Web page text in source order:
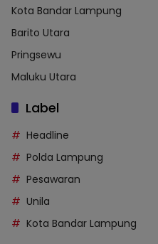
Kota Bandar Lampung
Barito Utara
Pringsewu
Maluku Utara
Label
Headline
Polda Lampung
Pesawaran
Unila
Kota Bandar Lampung